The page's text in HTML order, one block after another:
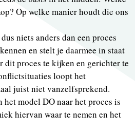
Op welke manier houdt die ons
niets anders dan een proces
en stelt je daarmee in staat
dit proces te kijken en gerichter te
loopt het
juist niet vanzelfsprekend.
model DO naar het proces is
hiervan waar te nemen en het